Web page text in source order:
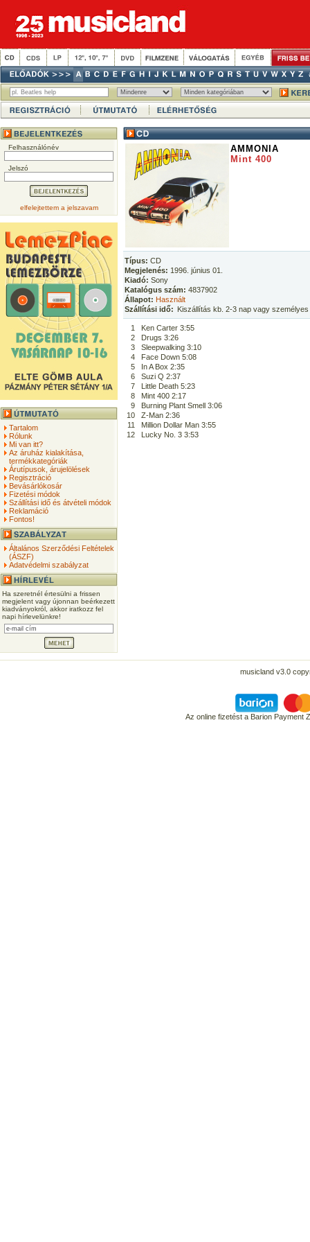
Felhasználónév
Jelszó
elfelejtettem a jelszavam
Tartalom
Rólunk
Mi van itt?
Az áruház kialakítása,
termékkategóriák
Árutípusok, árujelölések
Regisztráció
Bevásárlókosár
Fizetési módok
Szállítási idő és átvételi módok
Reklamáció
Fontos!
Általános Szerződési Feltételek
(ÁSZF)
Adatvédelmi szabályzat
Ha szeretnél értesülni a frissen
megjelent vagy újonnan beérkezett
kiadványokról, akkor iratkozz fel
napi hírlevelünkre!
AMMONIA
Mint 400
Típus: CD
Megjelenés: 1996. június 01.
Kiadó: Sony
Katalógus szám: 4837902
Állapot: Használt
Szállítási idő: Kiszállítás kb. 2-3 nap vagy
1
Ken Carter 3:55
2
Drugs 3:26
3
Sleepwalking 3:10
4
Face Down 5:08
5
In A Box 2:35
6
Suzi Q 2:37
7
Little Death 5:23
8
Mint 400 2:17
9
Burning Plant Smell 3:06
10
Z-Man 2:36
11
Million Dollar Man 3:55
12
Lucky No. 3 3:53
musicland v3.0
Az online fizetést a Barion Payment